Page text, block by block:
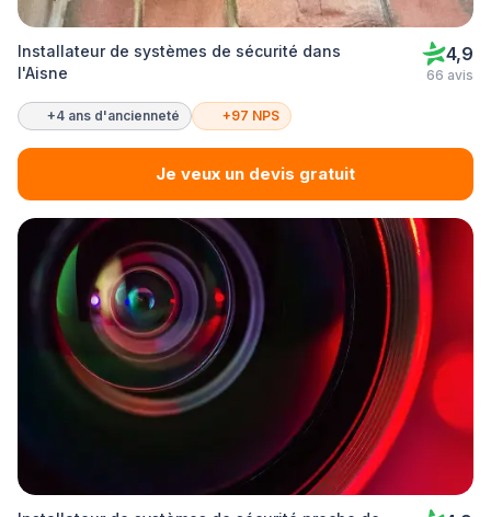
Installateur de systèmes de sécurité dans
l'Aisne
4,9
66 avis
+4 ans d'ancienneté +97 NPS
Je veux un devis gratuit